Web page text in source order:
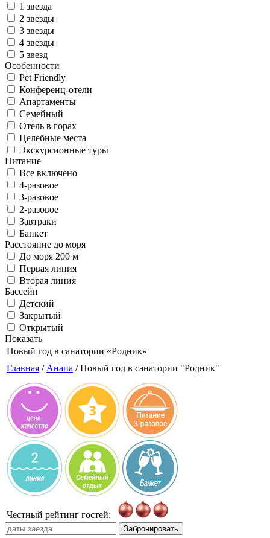
1 звезда
2 звезды
3 звезды
4 звезды
5 звезд
Особенности
Pet Friendly
Конференц-отели
Апартаменты
Семейный
Отель в горах
Целебные места
Экскурсионные туры
Питание
Все включено
4-разовое
3-разовое
2-разовое
Завтраки
Банкет
Расстояние до моря
До моря 200 м
Первая линия
Вторая линия
Бассейн
Детский
Закрытый
Открытый
Показать
Новый год в санатории «Родник»
Главная / Анапа / Новый год в санатории "Родник"
Честный рейтинг гостей:
Забронировать